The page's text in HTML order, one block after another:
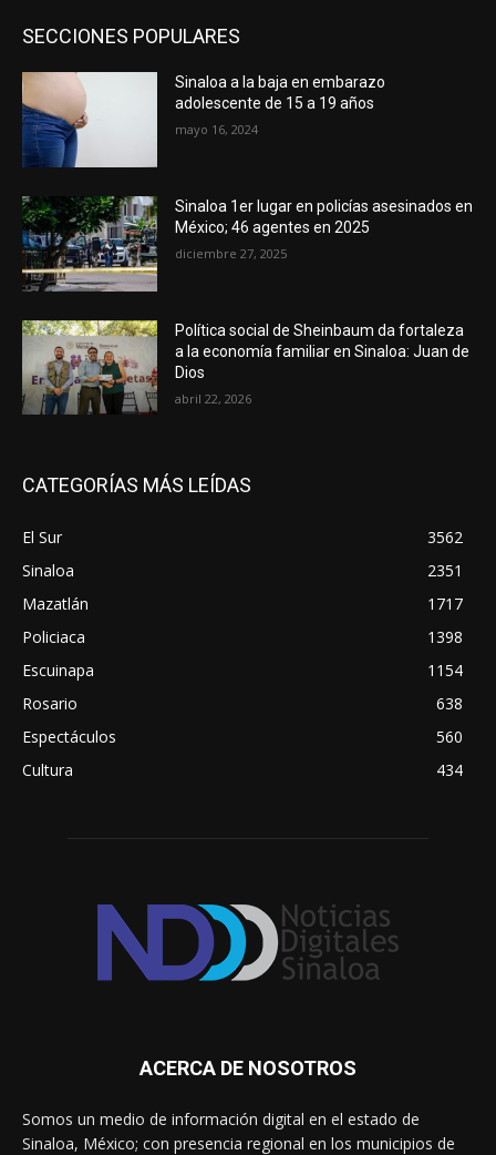
SECCIONES POPULARES
Sinaloa a la baja en embarazo
adolescente de 15 a 19 años
mayo 16, 2024
Sinaloa 1er lugar en policías asesinados en
México; 46 agentes en 2025
diciembre 27, 2025
Política social de Sheinbaum da fortaleza
a la economía familiar en Sinaloa: Juan de
Dios
abril 22, 2026
CATEGORÍAS MÁS LEÍDAS
El Sur
3562
Sinaloa
2351
Mazatlán
1717
Policiaca
1398
Escuinapa
1154
Rosario
638
Espectáculos
560
Cultura
434
ACERCA DE NOSOTROS
Somos un medio de información digital en el estado de
Sinaloa, México; con presencia regional en los municipios de